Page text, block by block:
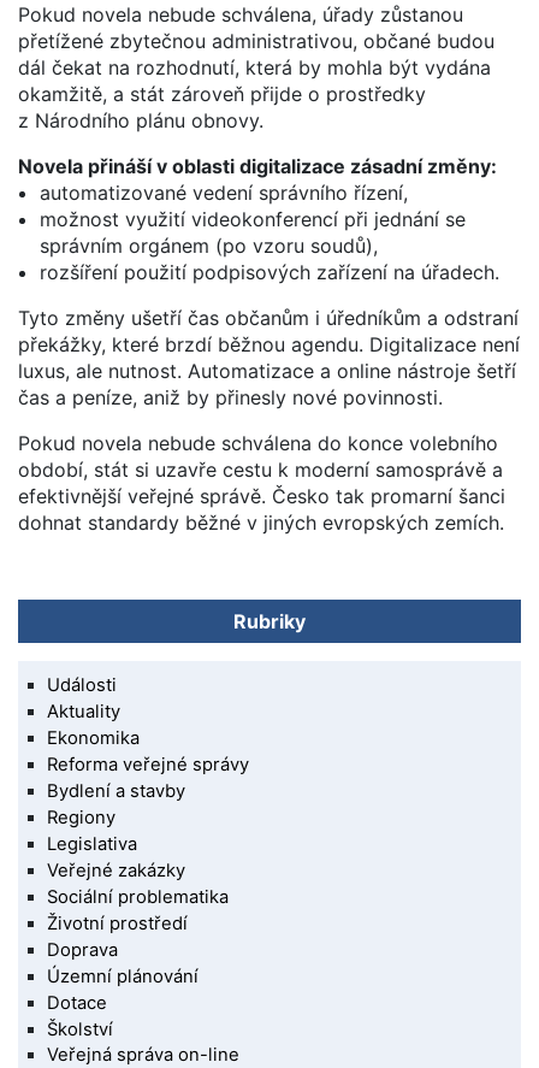
Pokud novela nebude schválena, úřady zůstanou
přetížené zbytečnou administrativou, občané budou
dál čekat na rozhodnutí, která by mohla být vydána
okamžitě, a stát zároveň přijde o prostředky
z Národního plánu obnovy.
Novela přináší v oblasti digitalizace zásadní změny:
automatizované vedení správního řízení,
možnost využití videokonferencí při jednání se
správním orgánem (po vzoru soudů),
rozšíření použití podpisových zařízení na úřadech.
Tyto změny ušetří čas občanům i úředníkům a odstraní
překážky, které brzdí běžnou agendu. Digitalizace není
luxus, ale nutnost. Automatizace a online nástroje šetří
čas a peníze, aniž by přinesly nové povinnosti.
Pokud novela nebude schválena do konce volebního
období, stát si uzavře cestu k moderní samosprávě a
efektivnější veřejné správě. Česko tak promarní šanci
dohnat standardy běžné v jiných evropských zemích.
Rubriky
Události
Aktuality
Ekonomika
Reforma veřejné správy
Bydlení a stavby
Regiony
Legislativa
Veřejné zakázky
Sociální problematika
Životní prostředí
Doprava
Územní plánování
Dotace
Školství
Veřejná správa on-line